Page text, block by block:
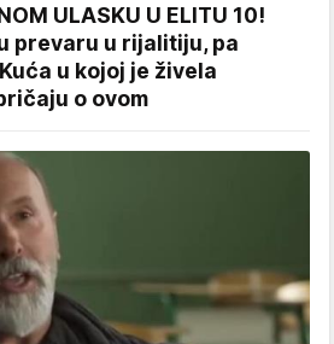
ULASKU U ELITU 10!
prevaru u rijalitiju, pa
u kojoj je živela
o ovom